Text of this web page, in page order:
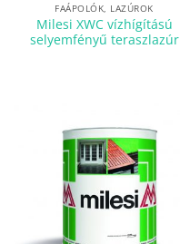
FAÁPOLÓK, LAZÚROK
Milesi XWC vízhígítású
selyemfényű teraszlazúr